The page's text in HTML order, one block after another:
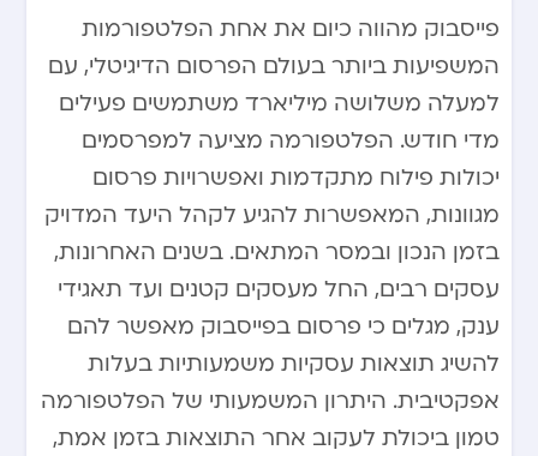
פייסבוק מהווה כיום את אחת הפלטפורמות
המשפיעות ביותר בעולם הפרסום הדיגיטלי, עם
למעלה משלושה מיליארד משתמשים פעילים
מדי חודש. הפלטפורמה מציעה למפרסמים
יכולות פילוח מתקדמות ואפשרויות פרסום
מגוונות, המאפשרות להגיע לקהל היעד המדויק
בזמן הנכון ובמסר המתאים. בשנים האחרונות,
עסקים רבים, החל מעסקים קטנים ועד תאגידי
ענק, מגלים כי פרסום בפייסבוק מאפשר להם
להשיג תוצאות עסקיות משמעותיות בעלות
אפקטיבית. היתרון המשמעותי של הפלטפורמה
טמון ביכולת לעקוב אחר התוצאות בזמן אמת,